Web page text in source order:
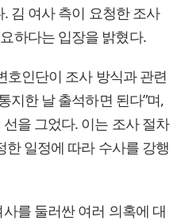
김 여사 측이 요청한 조사
하다는 입장을 밝혔다.
호인단이 조사 방식과 관련
지한 날 출석하면 된다”며,
을 그었다. 이는 조사 절차
일정에 따라 수사를 강행
를 둘러싼 여러 의혹에 대